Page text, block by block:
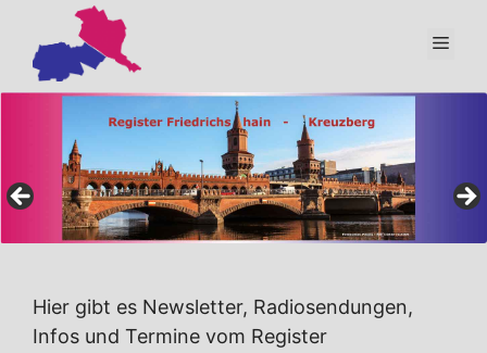
Inhalt
springen
Hier gibt es Newsletter, Radiosendungen,
Infos und Termine vom Register